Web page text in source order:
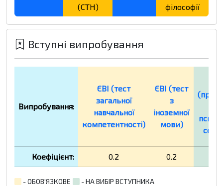
(СТН)
філософії
Вступні випробування
Випробування:
ЄВІ (тест
загальної
навчальної
компетентності)
ЄВІ (тест
з
іноземної
мови)
Коефіцієнт: 0.2 0.2
- ОБОВ'ЯЗКОВЕ - НА ВИБІР ВСТУПНИКА